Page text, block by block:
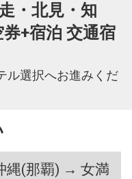
・北見・知
+宿泊 交通宿
ル選択へお進みくだ
縄(那覇) → 女満